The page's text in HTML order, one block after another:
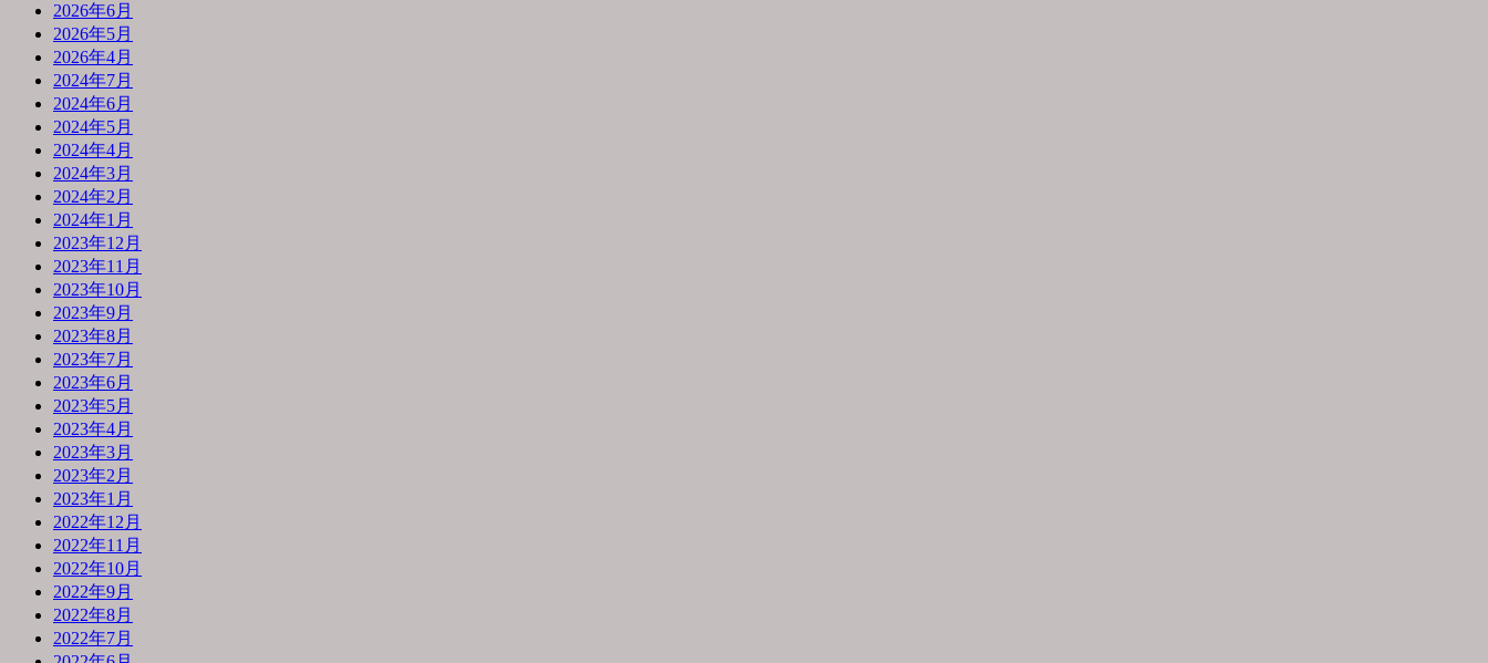
2026年6月
2026年5月
2026年4月
2024年7月
2024年6月
2024年5月
2024年4月
2024年3月
2024年2月
2024年1月
2023年12月
2023年11月
2023年10月
2023年9月
2023年8月
2023年7月
2023年6月
2023年5月
2023年4月
2023年3月
2023年2月
2023年1月
2022年12月
2022年11月
2022年10月
2022年9月
2022年8月
2022年7月